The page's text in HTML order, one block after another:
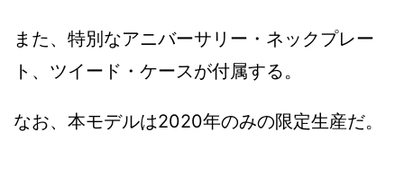
また、特別なアニバーサリー・ネックプレー
ト、ツイード・ケースが付属する。
なお、本モデルは2020年のみの限定生産だ。